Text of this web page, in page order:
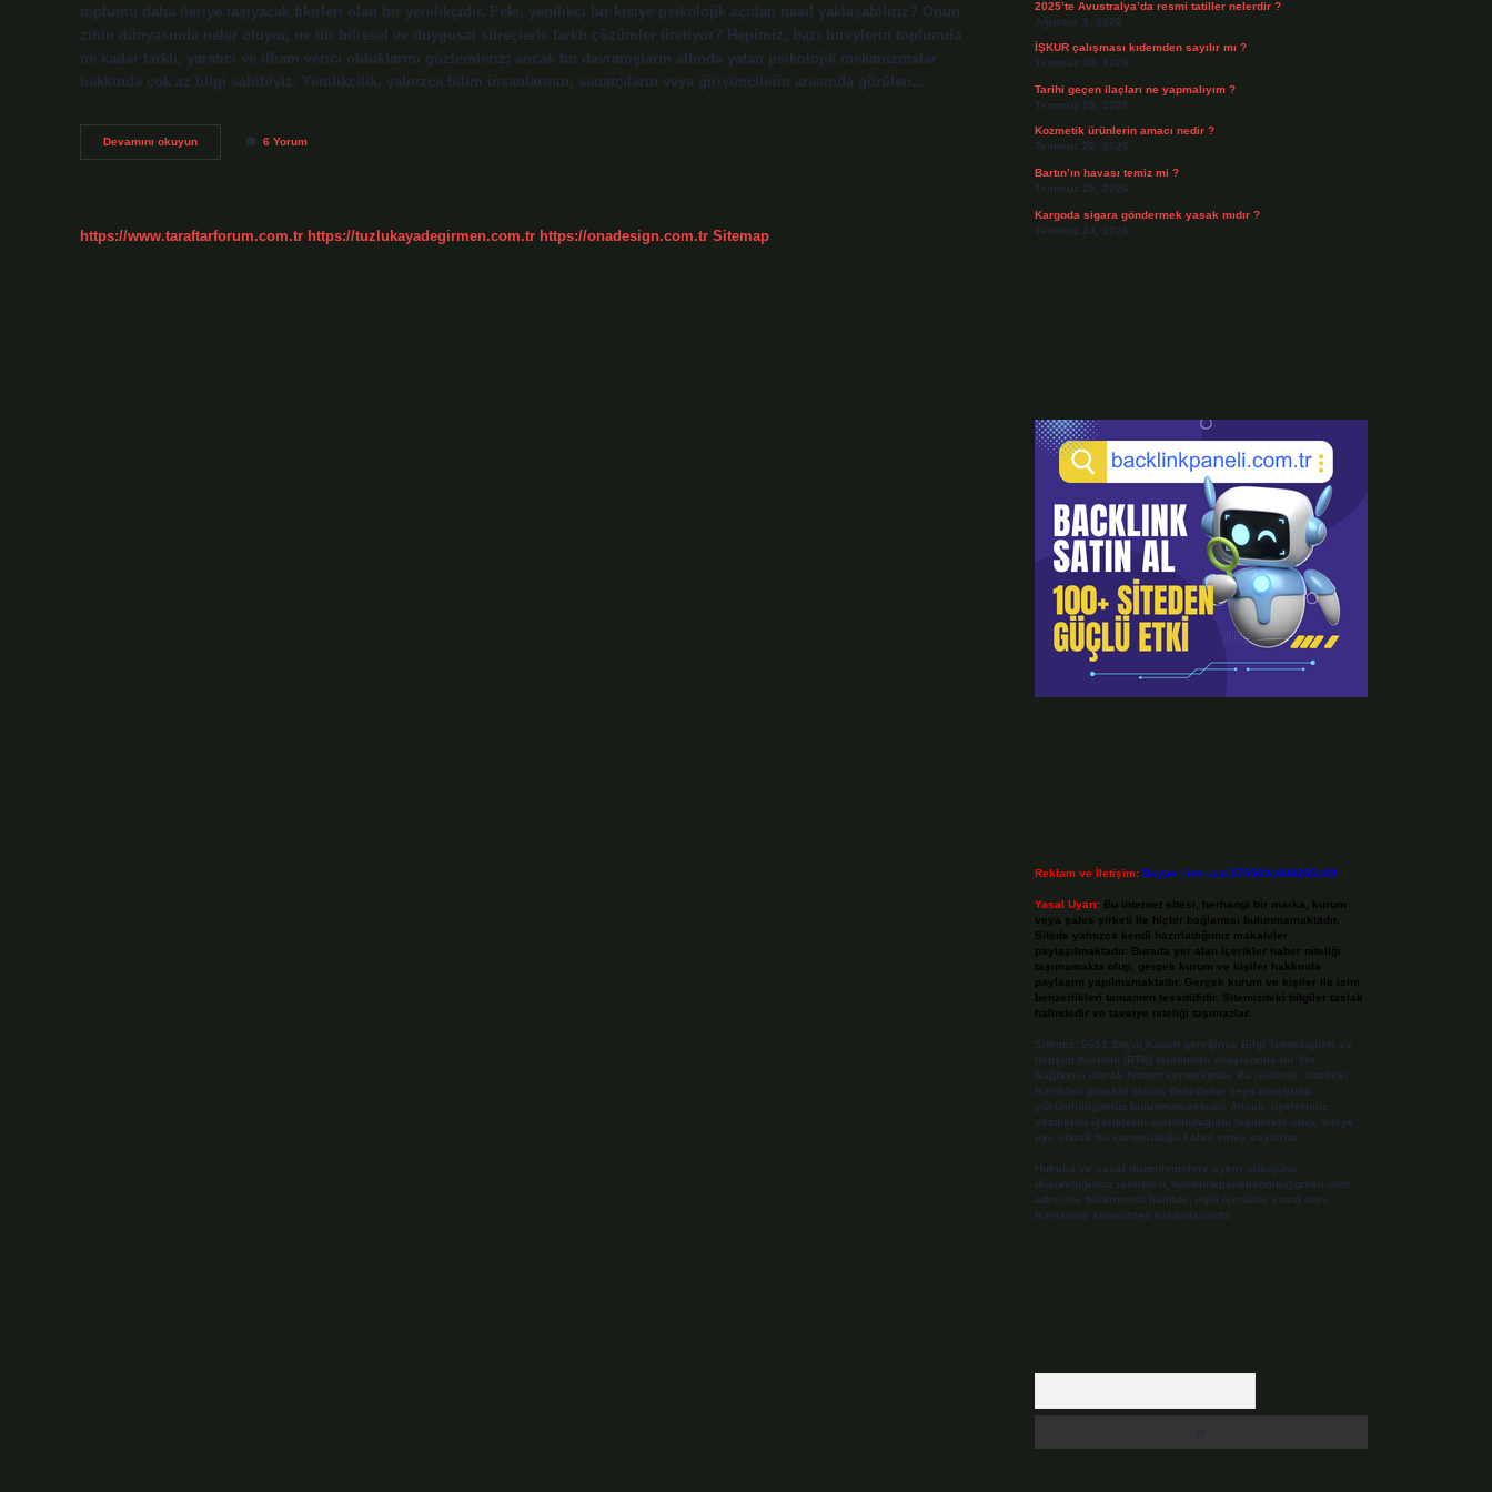
toplumu daha ileriye taşıyacak fikirleri olan bir yenilikçidir. Peki, yenilikçi bir kişiye psikolojik açıdan nasıl yaklaşabiliriz? Onun
zihin dünyasında neler oluyor, ne tür bilişsel ve duygusal süreçlerle farklı çözümler üretiyor? Hepimiz, bazı bireylerin toplumda
ne kadar farklı, yaratıcı ve ilham verici olduklarını gözlemleriz; ancak bu davranışların altında yatan psikolojik mekanizmalar
hakkında çok az bilgi sahibiyiz. Yenilikçilik, yalnızca bilim insanlarının, sanatçıların veya girişimcilerin arasında görülen…
Devamını okuyunYenilikçi
kişiye
6 Yorum
https://www.taraftarforum.com.tr https://tuzlukayadegirmen.com.tr https://onadesign.com.tr Sitemap
2025’te Avustralya’da resmi tatiller nelerdir ?
Ağustos 3, 2026
İŞKUR çalışması kıdemden sayılır mı ?
Temmuz 30, 2026
Tarihi geçen ilaçları ne yapmalıyım ?
Temmuz 28, 2026
Kozmetik ürünlerin amacı nedir ?
Temmuz 26, 2026
Bartın’ın havası temiz mi ?
Temmuz 25, 2026
Kargoda sigara göndermek yasak mıdır ?
Temmuz 24, 2026
Reklam ve İletişim: Skype: live:.cid.575569c608265c69
Yasal Uyarı: Bu internet sitesi, herhangi bir marka, kurum
veya şahıs şirketi ile hiçbir bağlantısı bulunmamaktadır.
Sitede yalnızca kendi hazırladığımız makaleler
paylaşılmaktadır. Burada yer alan içerikler haber niteliği
taşımamakta olup, gerçek kurum ve kişiler hakkında
paylaşım yapılmamaktadır. Gerçek kurum ve kişiler ile isim
benzerlikleri tamamen tesadüfidir. Sitemizdeki bilgiler taslak
halindedir ve tavsiye niteliği taşımazlar.
Sitemiz, 5651 Sayılı Kanun gereğince Bilgi Teknolojileri ve
İletişim Kurumu (BTK) tarafından onaylanmış bir Yer
Sağlayıcı olarak hizmet vermektedir. Bu nedenle, sitedeki
içerikleri proaktif olarak denetleme veya araştırma
yükümlülüğümüz bulunmamaktadır. Ancak, üyelerimiz
yazdıkları içeriklerin sorumluluğunu taşımakta olup, siteye
üye olarak bu sorumluluğu kabul etmiş sayılırlar.
Hukuka ve yasal düzenlemelere aykırı olduğunu
düşündüğünüz içerikleri,
backlinkpanelicomtr@gmail.com
adresine bildirmeniz halinde, ilgili içerikler yasal süre
içerisinde sitemizden kaldırılacaktır.